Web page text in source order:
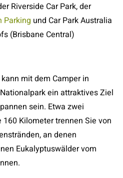
Riverside Car Park, der
Parking und Car Park Australia
(Brisbane Central)
mit dem Camper in
ein attraktives Ziel
sein. Etwa zwei
Kilometer trennen Sie von
an denen
Eukalyptuswälder vom